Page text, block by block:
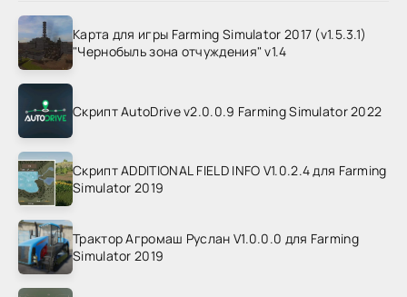
Карта для игры Farming Simulator 2017 (v1.5.3.1)
"Чернобыль зона отчуждения" v1.4
Скрипт AutoDrive v2.0.0.9 Farming Simulator 2022
Скрипт ADDITIONAL FIELD INFO V1.0.2.4 для Farming
Simulator 2019
Трактор Агромаш Руслан V1.0.0.0 для Farming
Simulator 2019